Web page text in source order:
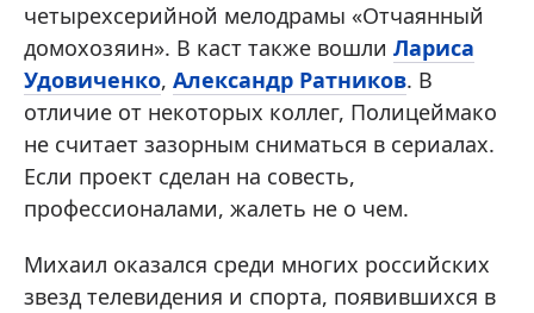
четырехсерийной мелодрамы «Отчаянный
домохозяин». В каст также вошли Лариса
Удовиченко, Александр Ратников. В
отличие от некоторых коллег, Полицеймако
не считает зазорным сниматься в сериалах.
Если проект сделан на совесть,
профессионалами, жалеть не о чем.
Михаил оказался среди многих российских
звезд телевидения и спорта, появившихся в